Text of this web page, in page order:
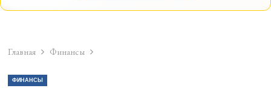
Главная Финансы
ФИНАНСЫ